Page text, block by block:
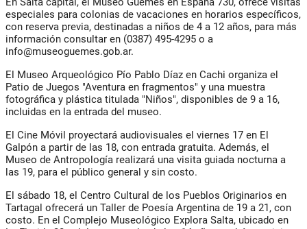
especiales para colonias de vacaciones en horarios específicos,
con reserva previa, destinadas a niños de 4 a 12 años, para más
información consultar en (0387) 495-4295 o a
info@museoguemes.gob.ar.
El Museo Arqueológico Pío Pablo Díaz en Cachi organiza el
Patio de Juegos "Aventura en fragmentos" y una muestra
fotográfica y plástica titulada "Niños", disponibles de 9 a 16,
incluidas en la entrada del museo.
El Cine Móvil proyectará audiovisuales el viernes 17 en El
Galpón a partir de las 18, con entrada gratuita. Además, el
Museo de Antropología realizará una visita guiada nocturna a
las 19, para el público general y sin costo.
El sábado 18, el Centro Cultural de los Pueblos Originarios en
Tartagal ofrecerá un Taller de Poesía Argentina de 19 a 21, con
costo. En el Complejo Museológico Explora Salta, ubicado en